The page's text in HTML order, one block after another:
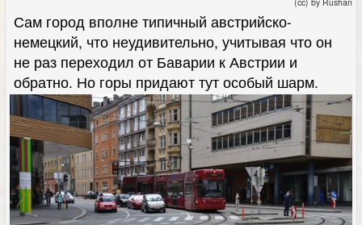
Сам город вполне типичный австрийско-
немецкий, что неудивительно, учитывая что он
не раз переходил от Баварии к Австрии и
обратно. Но горы придают тут особый шарм.